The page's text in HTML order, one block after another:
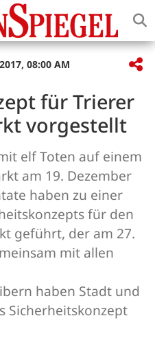
08:00 AM
für Trierer
vorgestellt
elf Toten auf einem
am 19. Dezember
haben zu einer
für den
geführt, der am 27.
mit allen
haben Stadt und
Sicherheitskonzept